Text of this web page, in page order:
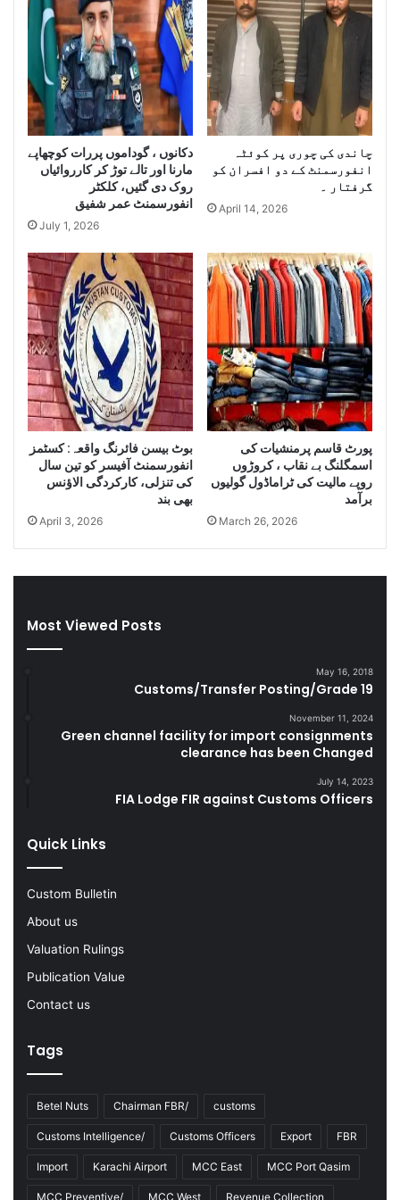
S
e
i
z
e
L
a
r
g
u
n
t
i
t
y
o
f
S
m
u
g
g
l
C
i
e
u
Y
2
2
2
2
3
دکانوں ، گوداموں پررات کوچھاپے
مارنا اور تالے توڑ کر کارروائیاں
روک دی گئیں، کلکٹر
انفورسمنٹ عمر شفیق
July 1, 2026
چاندی کی چوری پر کوئٹہ
انفورسمنٹ کے دو افسران کو
گرفتار ۔
April 14, 2026
بوٹ بیسن فائرنگ واقعہ: کسٹمز
انفورسمنٹ آفیسر کو تین سال
کی تنزلی، کارکردگی الاﺅنس
بھی بند
April 3, 2026
پورٹ قاسم پرمنشیات کی
اسمگلنگ بے نقاب ، کروڑوں
روپے مالیت کی ٹراماڈول گولیوں
برآمد
March 26, 2026
Most Viewed Posts
May 16, 2018
Customs/Transfer Posting/Grade 19
November 11, 2024
Green channel facility for import consignments
clearance has been Changed
July 14, 2023
FIA Lodge FIR against Customs Officers
Quick Links
Custom Bulletin
About us
Valuation Rulings
Publication Value
Contact us
Tags
Betel Nuts Chairman FBR/ customs
Customs Intelligence/ Customs Officers Export FBR
Import Karachi Airport MCC East MCC Port Qasim
MCC Preventive/ MCC West Revenue Collection